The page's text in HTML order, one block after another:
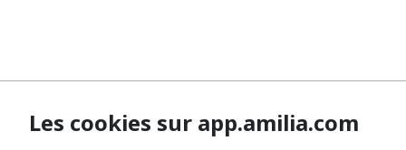
Les cookies sur app.amilia.com